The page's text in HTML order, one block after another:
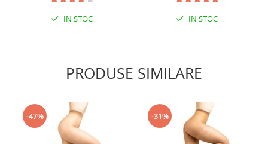
IN STOC IN STOC
PRODUSE SIMILARE
-47% -31%